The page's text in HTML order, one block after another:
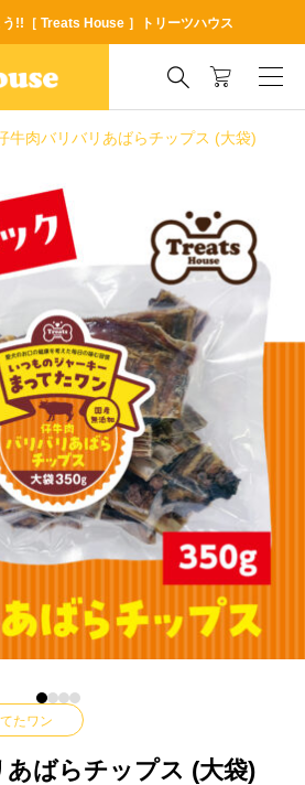
!!［ Treats House ］トリーツハウス

牛肉バリバリあばらチップス (大袋)
てたワン
ばらチップス (大袋)